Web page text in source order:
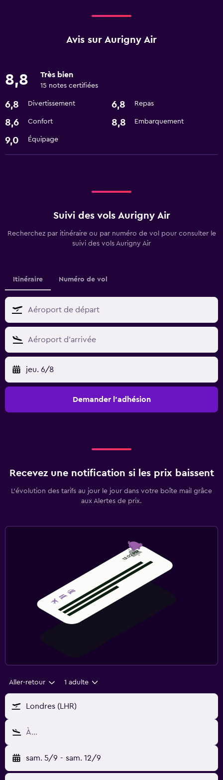
Avis sur Aurigny Air
8,8 Très bien
15 notes certifiées
6,8 Divertissement 6,8 Repas
8,6 Confort 8,8 Embarquement
9,0 Équipage
Suivi des vols Aurigny Air
Recherchez par itinéraire ou par numéro de vol pour consulter le
suivi des vols Aurigny Air
Itinéraire Numéro de vol
jeu. 6/8
Demander l’adhésion
Recevez une notification si les prix baissent
L’évolution des tarifs au jour le jour dans votre boîte mail grâce
aux Alertes de prix.
Aller-retour 1 adulte
Londres (LHR)
À…
sam. 5/9 - sam. 12/9